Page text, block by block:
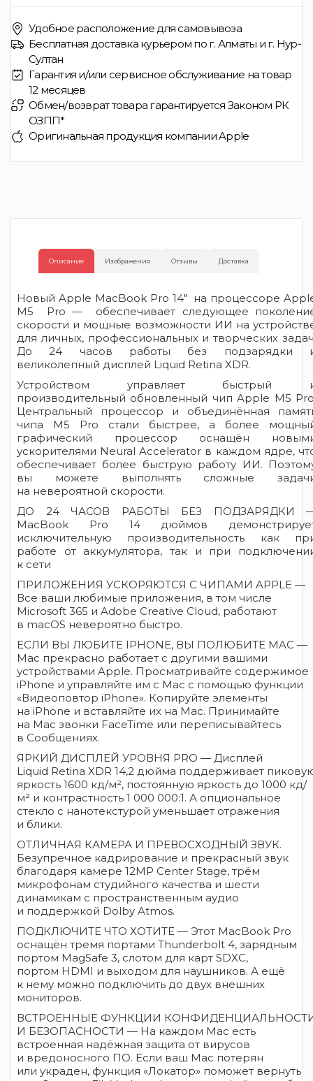
Удобное расположение для самовывоза
Бесплатная доставка курьером по г. Алматы и г. Нур-
Султан
Гарантия и/или сервисное обслуживание на товар
12 месяцев
Обмен/возврат товара гарантируется Законом РК
ОЗПП*
Оригинальная продукция компании Apple
Описание Изображения Отзывы Доставка
Новый Apple MacBook Pro 14" на процессоре
M5 Pro — обеспечивает следующее
скорости и мощные возможности ИИ на
для личных, профессиональных и творческих
До 24 часов работы без подзарядки
великолепный дисплей Liquid Retina XDR.
Устройством управляет быстрый
производительный обновленный чип Apple M5
Центральный процессор и объединённая
чипа M5 Pro стали быстрее, а более
графический процессор оснащён
ускорителями Neural Accelerator в каждом ядре,
обеспечивает более быструю работу ИИ.
вы можете выполнять сложные
на невероятной скорости.
ДО 24 ЧАСОВ РАБОТЫ БЕЗ ПОДЗАРЯДКИ
MacBook Pro 14 дюймов
исключительную производительность как
работе от аккумулятора, так и при
к сети
ПРИЛОЖЕНИЯ УСКОРЯЮТСЯ С ЧИПАМИ APPLE —
Все ваши любимые приложения, в том числе
Microsoft 365 и Adobe Creative Cloud, работают
в macOS невероятно быстро.
ЕСЛИ ВЫ ЛЮБИТЕ IPHONE, ВЫ ПОЛЮБИТЕ MAC —
Mac прекрасно работает с другими вашими
устройствами Apple. Просматривайте содержимое
iPhone и управляйте им с Mac с помощью функции
«Видеоповтор iPhone». Копируйте элементы
на iPhone и вставляйте их на Mac. Принимайте
на Mac звонки FaceTime или переписывайтесь
в Сообщениях.
ЯРКИЙ ДИСПЛЕЙ УРОВНЯ PRO — Дисплей
Liquid Retina XDR 14,2 дюйма поддерживает
яркость 1600 кд/м², постоянную яркость до 1000 кд/
м² и контрастность 1 000 000:1. А опциональное
стекло с нанотекстурой уменьшает отражения
и блики.
ОТЛИЧНАЯ КАМЕРА И ПРЕВОСХОДНЫЙ ЗВУК.
Безупречное кадрирование и прекрасный звук
благодаря камере 12MP Center Stage, трём
микрофонам студийного качества и шести
динамикам с пространственным аудио
и поддержкой Dolby Atmos.
ПОДКЛЮЧИТЕ ЧТО ХОТИТЕ — Этот MacBook Pro
оснащён тремя портами Thunderbolt 4, зарядным
портом MagSafe 3, слотом для карт SDXC,
портом HDMI и выходом для наушников. А ещё
к нему можно подключить до двух внешних
мониторов.
ВСТРОЕННЫЕ ФУНКЦИИ
И БЕЗОПАСНОСТИ — На каждом Mac есть
встроенная надёжная защита от вирусов
и вредоносного ПО. Если ваш Mac потерян
или украден, функция «Локатор» поможет вернуть